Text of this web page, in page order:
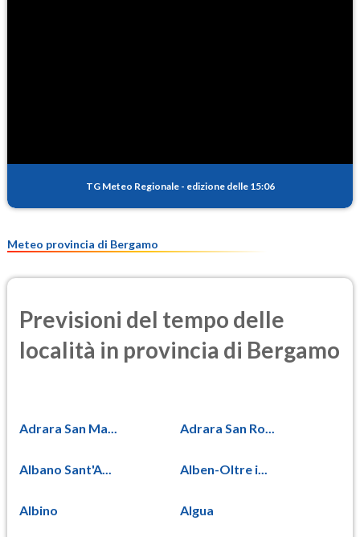
TG Meteo Regionale - edizione delle 15:06
Meteo provincia di Bergamo
Previsioni del tempo delle
località in provincia di Bergamo
Adrara San Ma... Adrara San Ro...
Albano Sant'A... Alben-Oltre i...
Albino Algua